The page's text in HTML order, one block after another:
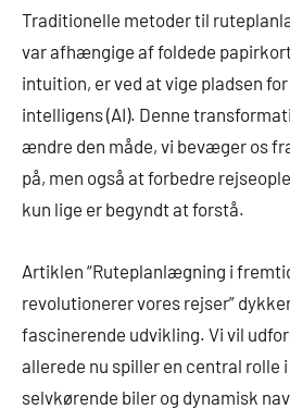
Traditionelle metoder til
var afhængige af foldede
intuition, er ved at vige pladsen
intelligens (AI). Denne
ændre den måde, vi bevæger os
på, men også at forbedre
kun lige er begyndt at forstå.
Artiklen “Ruteplanlægning i
revolutionerer vores rejser”
fascinerende udvikling. Vi vil
allerede nu spiller en central rolle
selvkørende biler og dynamisk